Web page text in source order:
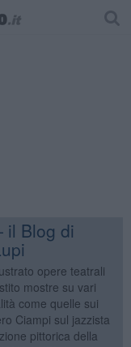
il Blog di
opere teatrali
mostre su vari
come quelle sui
Ciampi sul jazzista
pittorica della